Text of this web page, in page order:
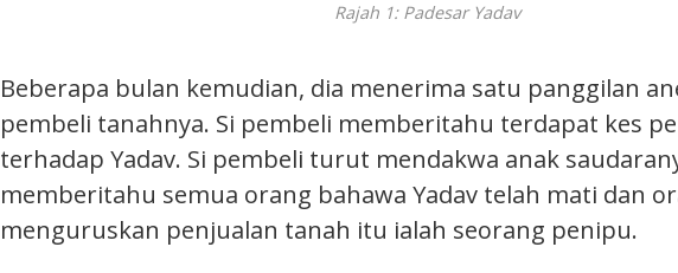
Rajah 1: Padesar Yadav
Beberapa bulan kemudian, dia menerima satu panggilan
pembeli tanahnya. Si pembeli memberitahu terdapat kes
terhadap Yadav. Si pembeli turut mendakwa anak
memberitahu semua orang bahawa Yadav telah mati dan
menguruskan penjualan tanah itu ialah seorang penipu.